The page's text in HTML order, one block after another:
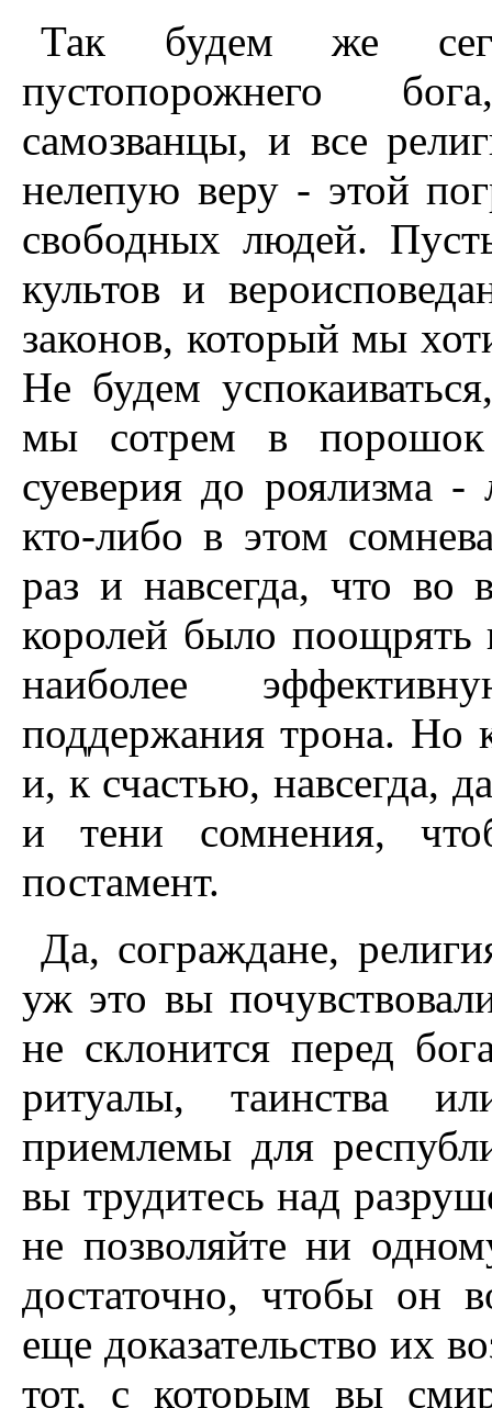
Так будем же
пустопорожнего
самозванцы, и все
нелепую веру - этой
свободных людей.
культов и
законов, который мы
Не будем
мы сотрем в порошок
суеверия до роялизма
кто-либо в этом
раз и навсегда, что во
королей было
наиболее
поддержания трона. Но
и, к счастью, навсегда,
и тени сомнения,
постамент.
Да, сограждане,
уж это вы
не склонится перед
ритуалы, таинства
приемлемы для
вы трудитесь над
не позволяйте ни
достаточно, чтобы он
еще доказательство их
тот, с которым вы